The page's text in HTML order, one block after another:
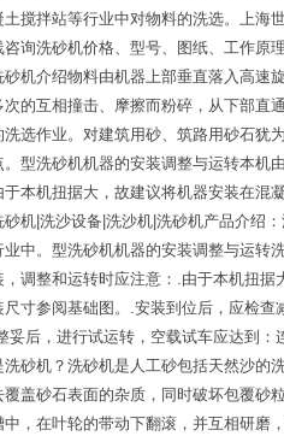
搅拌站等行业中对物料的洗选。上海
询洗砂机价格、型号、图纸、工作原
机介绍物料由机器上部垂直落入高速
的互相撞击、摩擦而粉碎，从下部
选作业。对建筑用砂、筑路用砂石犹
型洗砂机机器的安装调整与运转本机
本机扭据大，故建议将机器安装在混
机|洗沙设备|洗沙机|洗砂机产品介绍
中。型洗砂机机器的安装调整与运
调整和运转时应注意：.由于本机扭
寸参阅基础图。.安装到位后，应检
妥后，进行试运转，空载试车应达到：
砂机？洗砂机是人工砂包括天然沙的
盖砂石表面的杂质，同时破坏包覆砂
，在叶轮的带动下翻滚，并互相研磨